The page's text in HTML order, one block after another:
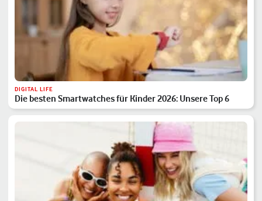
DIGITAL LIFE
Die besten Smartwatches für Kinder 2026: Unsere Top 6